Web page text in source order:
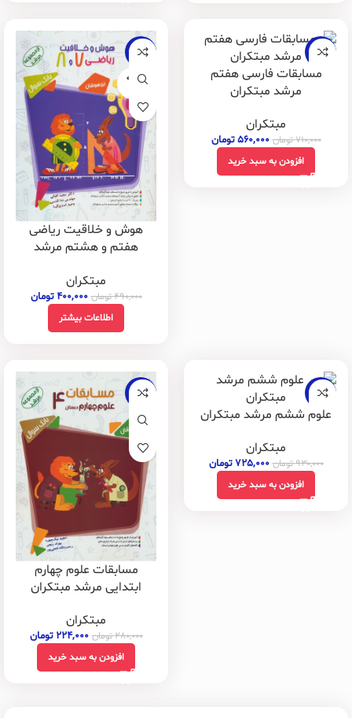
-21%
مسابقات فارسی هفتم
مرشد مبتکران
مبتکران
۷۱۰,۰۰۰تومان ۵۶۰,۰۰۰ تومان
افزودن به سبد خرید
-18%
فروخته
هوش و خلاقیت ریاضی
هفتم و هشتم مرشد
مبتکران
۴۹۰,۰۰۰تومان ۴۰۰,۰۰۰ تومان
اطلاعات بیشتر
-22%
علوم ششم مرشد مبتکران
مبتکران
۹۳۰,۰۰۰تومان ۷۲۵,۰۰۰ تومان
افزودن به سبد خرید
-20%
مسابقات علوم چهارم
ابتدایی مرشد مبتکران
مبتکران
۲۸۰,۰۰۰تومان ۲۲۴,۰۰۰ تومان
افزودن به سبد خرید